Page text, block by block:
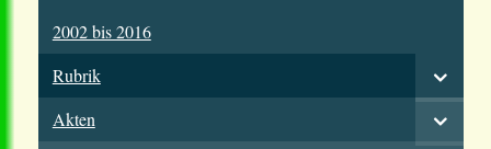
2002 bis 2016
Rubrik
Akten